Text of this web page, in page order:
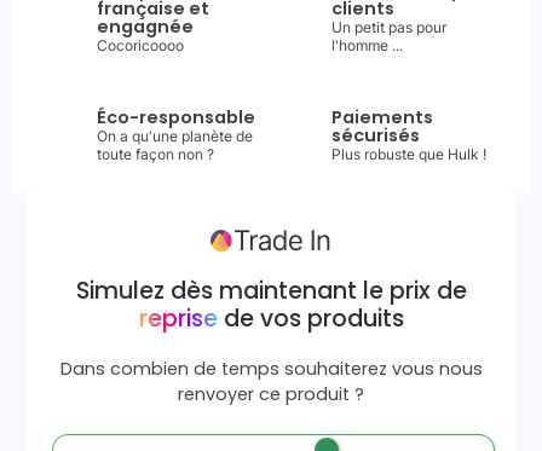
française et
engagnée
Cocoricoooo
clients
Un petit pas pour
l'homme ...
Éco-responsable
On a qu'une planète de
toute façon non ?
Paiements
sécurisés
Plus robuste que Hulk !
Simulez dès maintenant le prix de
reprisede vos produits
Dans combien de temps souhaiterez vous nous
renvoyer ce produit ?